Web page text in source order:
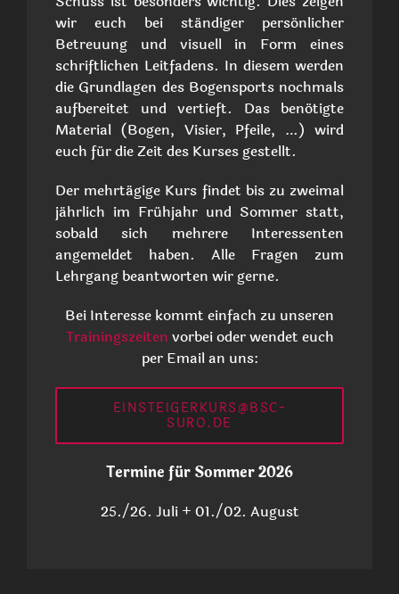
wir euch bei ständiger persönlicher
Betreuung und visuell in Form eines
schriftlichen Leitfadens. In diesem werden
die Grundlagen des Bogensports nochmals
aufbereitet und vertieft. Das benötigte
Material (Bogen, Visier, Pfeile, …) wird
euch für die Zeit des Kurses gestellt.
Der mehrtägige Kurs findet bis zu zweimal
jährlich im Frühjahr und Sommer statt,
sobald sich mehrere Interessenten
angemeldet haben. Alle Fragen zum
Lehrgang beantworten wir gerne.
Bei Interesse kommt einfach zu unseren
Trainingszeiten vorbei oder wendet euch
per Email an uns:
EINSTEIGERKURS@BSC-
SURO.DE
Termine für Sommer 2026
25./26. Juli + 01./02. August